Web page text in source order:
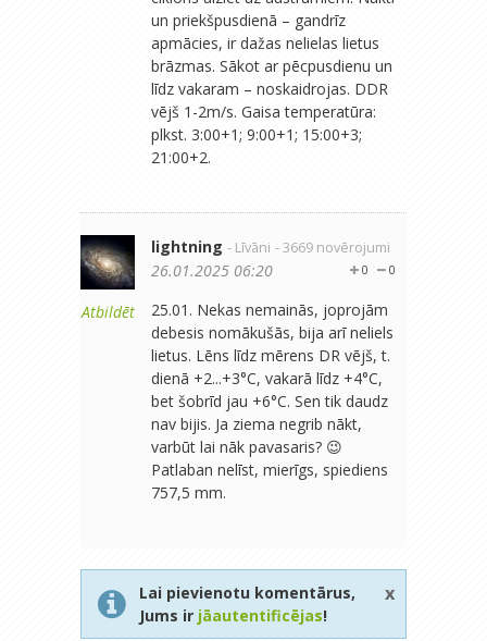
un priekšpusdienā – gandrīz
apmācies, ir dažas nelielas lietus
brāzmas. Sākot ar pēcpusdienu un
līdz vakaram – noskaidrojas. DDR
vējš 1-2m/s. Gaisa temperatūra:
plkst. 3:00+1; 9:00+1; 15:00+3;
21:00+2.
Atbildēt
lightning - Līvāni - 3669 novērojumi
0
0
26.01.2025 06:20
25.01. Nekas nemainās, joprojām
debesis nomākušās, bija arī neliels
lietus. Lēns līdz mērens DR vējš, t.
dienā +2...+3°C, vakarā līdz +4°C,
bet šobrīd jau +6°C. Sen tik daudz
nav bijis. Ja ziema negrib nākt,
varbūt lai nāk pavasaris? 😉
Patlaban nelīst, mierīgs, spiediens
757,5 mm.
Lai pievienotu komentārus,
Jums ir jāautentificējas!
x